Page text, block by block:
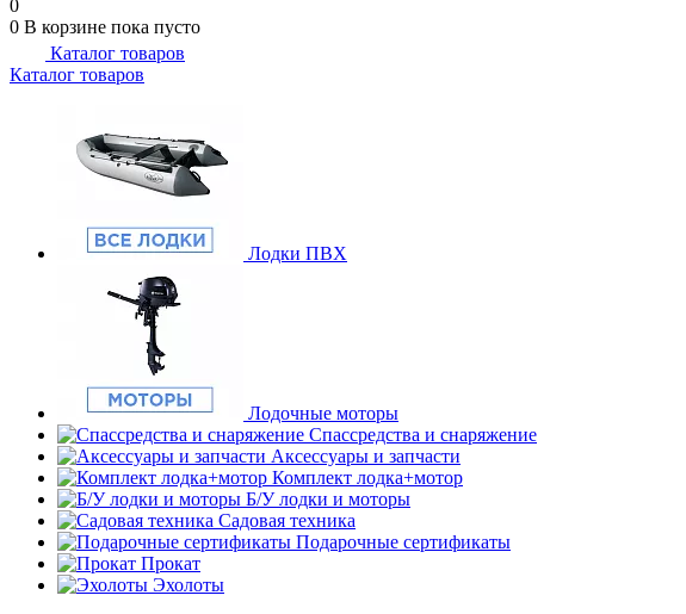
0
0 В корзине пока пусто
Каталог товаров
Каталог товаров
Лодки ПВХ
Лодочные моторы
Спассредства и снаряжение
Аксессуары и запчасти
Комплект лодка+мотор
Б/У лодки и моторы
Садовая техника
Подарочные сертификаты
Прокат
Эхолоты